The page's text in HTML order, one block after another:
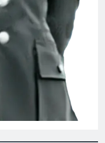
ĐH ĐKVBTC 2024
K19